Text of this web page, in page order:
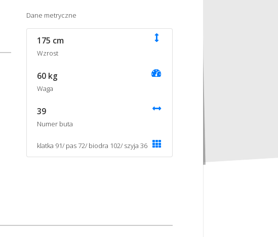
Dane metryczne
175 cm
Wzrost
60 kg
Waga
39
Numer buta
klatka 91/ pas 72/ biodra 102/ szyja 36